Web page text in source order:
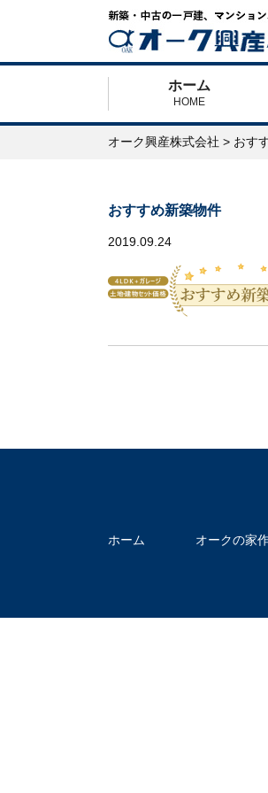
ホーム
HOME
オーク興産株式会社 > おす
おすすめ新築物件
2019.09.24
ホーム オークの家